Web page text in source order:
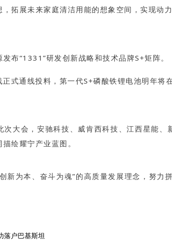
拓展未来家庭清洁用能的想象空间，实现动
布“1331”研发创新战略和技术品牌S+矩阵。
式通线投料，第一代S+磷酸铁锂电池明年将
大会，安驰科技、威肯西科技、江西星能、
绘耀宁产业蓝图。
新为本、奋斗为魂”的高质量发展理念，努
落户巴基斯坦